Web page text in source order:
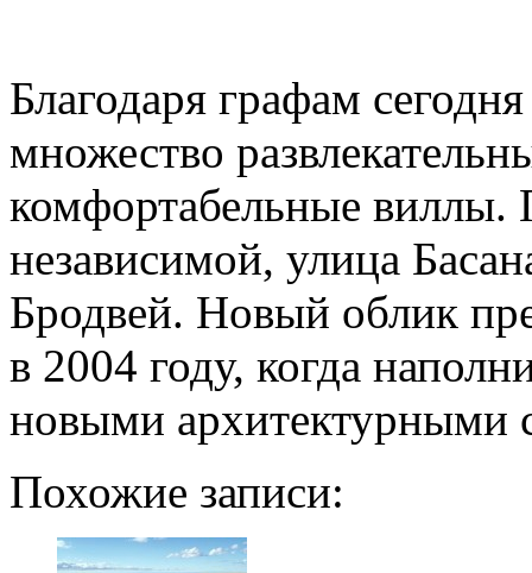
Благодаря графам
множество
комфортабельные виллы.
независимой, улица
Бродвей. Новый облик
в 2004 году, когда
новыми архитектурными
Похожие записи: